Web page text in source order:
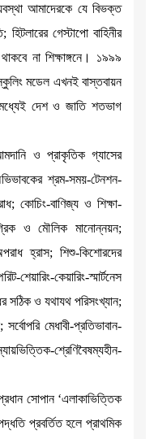
আমাদেরকে যে বিভক্ত
গেস্টাপো বাহিনীর
না শিক্ষাঙ্গনে। ১৯৯৯
মডেল এখনই বাস্তবায়ন
দেশ ও জাতি শতভাগ
ও প্রাকৃতিক গ্যাসের
শ্রম-সময়-টেনশন-
কোচিং-বাণিজ্য ও শিক্ষা-
ও মৌলিক মানোন্নয়ন;
হ্রাস; শিশু-কিশোরদের
কেয়ারিং-স্মার্টনেস
সঠিক ও যথাযথ পরিসংখ্যান;
মেধাবী-প্রতিভাবান-
শ্রেণিবৈষম্যহীন-
সোপান ‘এলাকাভিত্তিক
প্রবর্তিত হলে প্রাথমিক